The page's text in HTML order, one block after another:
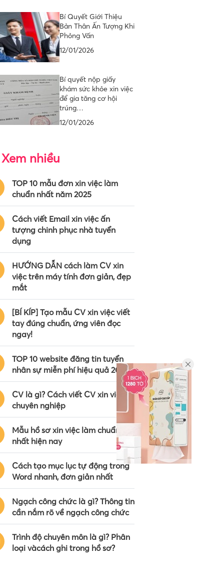
Bí Quyết Giới Thiệu
Bản Thân Ấn Tượng Khi
Phỏng Vấn
12/01/2026
Bí quyết nộp giấy
khám sức khỏe xin việc
để gia tăng cơ hội
trúng…
12/01/2026
Xem nhiều
TOP 10 mẫu đơn xin việc làm
chuẩn nhất năm 2025
Cách viết Email xin việc ấn
tượng chinh phục nhà tuyển
dụng
HƯỚNG DẪN cách làm CV xin
việc trên máy tính đơn giản, đẹp
mắt
[BÍ KÍP] Tạo mẫu CV xin việc viết
tay đúng chuẩn, ứng viên đọc
ngay!
TOP 10 website đăng tin tuyển
nhân sự miễn phí hiệu quả 2024
CV là gì? Cách viết CV xin việc
chuyên nghiệp
Mẫu hồ sơ xin việc làm chuẩn
nhất hiện nay
Cách tạo mục lục tự động trong
Word nhanh, đơn giản nhất
Ngạch công chức là gì? Thông tin
cần nắm rõ về ngạch công chức
Trình độ chuyên môn là gì? Phân
loại vàcách ghi trong hồ sơ?